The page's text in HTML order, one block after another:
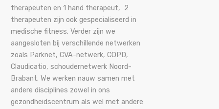
therapeuten en 1 hand therapeut, 2
therapeuten zijn ook gespecialiseerd in
medische fitness. Verder zijn we
aangesloten bij verschillende netwerken
zoals Parknet, CVA-netwerk, COPD,
Claudicatio, schoudernetwerk Noord-
Brabant. We werken nauw samen met
andere disciplines zowel in ons
gezondheidscentrum als wel met andere